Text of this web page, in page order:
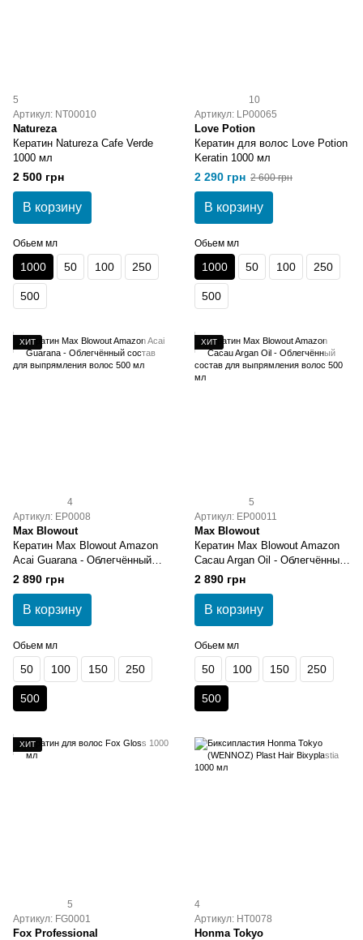
5
Артикул: NT00010
Natureza
Кератин Natureza Cafe Verde
1000 мл
2 500 грн
В корзину
Обьем мл
1000 50 100 250
500
10
Артикул: LP00065
Love Potion
Кератин для волос Love Potion
Keratin 1000 мл
2 290 грн 2 600 грн
В корзину
Обьем мл
1000 50 100 250
500
ХИТ
4
Артикул: EP0008
Max Blowout
Кератин Max Blowout Amazon
Acai Guarana - Облегчённый
состав для выпрямления
волос 500 мл
2 890 грн
В корзину
Обьем мл
50 100 150 250
500
ХИТ
5
Артикул: EP00011
Max Blowout
Кератин Max Blowout Amazon
Cacau Argan Oil - Облегчённый
состав для выпрямления
волос 500 мл
2 890 грн
В корзину
Обьем мл
50 100 150 250
500
ХИТ
5
Артикул: FG0001
Fox Professional
4
Артикул: HT0078
Honma Tokyo